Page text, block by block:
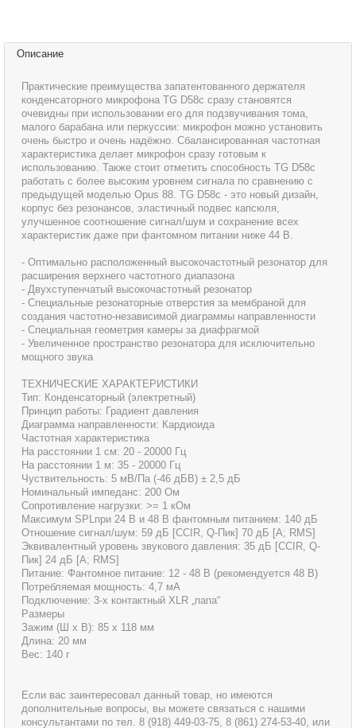
Описание
Практические преимущества запатентованного держателя
конденсаторного микрофона TG D58c сразу становятся
очевидны при использовании его для подзвучивания тома,
малого барабана или перкуссии: микрофон можно установить
очень быстро и очень надёжно. Сбалансированная частотная
характеристика делает микрофон сразу готовым к
использованию. Также стоит отметить способность TG D58c
работать с более высоким уровнем сигнала по сравнению с
предыдущей моделью Opus 88. TG D58c - это новый дизайн,
корпус без резонансов, эластичный подвес капсюля,
улучшенное соотношение сигнал/шум и сохранение всех
характеристик даже при фантомном питании ниже 44 В.
- Оптимально расположенный высокочастотный резонатор для
расширения верхнего частотного диапазона
- Двухступенчатый высокочастотный резонатор
- Специальные резонаторные отверстия за мембраной для
создания частотно-независимой диаграммы направленности
- Специальная геометрия камеры за диафрагмой
- Увеличенное пространство резонатора для исключительно
мощного звука
ТЕХНИЧЕСКИЕ ХАРАКТЕРИСТИКИ
Тип: Конденсаторный (электретный)
Принцип работы: Градиент давления
Диаграмма направленности: Кардиоида
Частотная характеристика
На расстоянии 1 см: 20 - 20000 Гц
На расстоянии 1 м: 35 - 20000 Гц
Чуствительность: 5 мВ/Па (-46 дБВ) ± 2,5 дБ
Номинальный импеданс: 200 Ом
Сопротивление нагрузки: >= 1 кОм
Максимум SPLпри 24 В и 48 В фантомным питанием: 140 дБ
Отношение сигнал/шум: 59 дБ [CCIR, Q-Пик] 70 дБ [A; RMS]
Эквивалентный уровень звукового давления: 35 дБ [CCIR, Q-
Пик] 24 дБ [A; RMS]
Питание: Фантомное питание: 12 - 48 В (рекомендуется 48 В)
Потребляемая мощность: 4,7 мА
Подключение: 3-х контактный XLR „папа“
Размеры
Зажим (Ш х В): 85 х 118 мм
Длина: 20 мм
Вес: 140 г
Если вас заинтересовал данный товар, но имеются
дополнительные вопросы, вы можете связаться с нашими
консультантами по тел. 8 (918) 449-03-75, 8 (861) 274-53-40, или